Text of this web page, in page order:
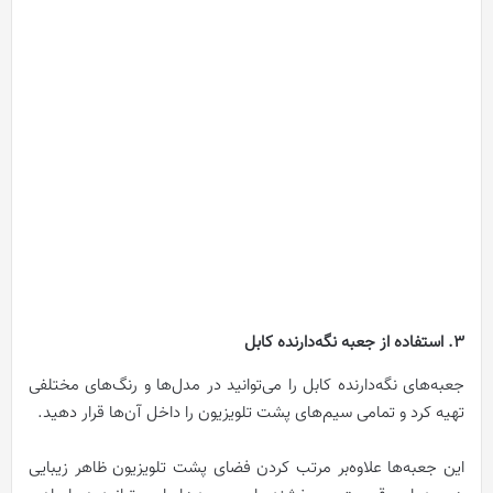
3. استفاده از جعبه نگه‌دارنده کابل
جعبه‌های نگه‌دارنده کابل را می‌توانید در مدل‌ها و رنگ‌های مختلفی
تهیه کرد و تمامی سیم‌های پشت تلویزیون را داخل آن‌ها قرار دهید.
این جعبه‌ها علاوه‌بر مرتب کردن فضای پشت تلویزیون ظاهر زیبایی